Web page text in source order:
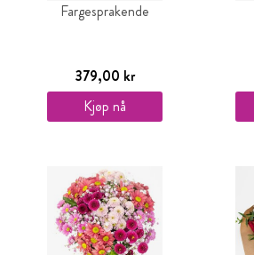
Fargesprakende
379,00 kr
Kjøp nå